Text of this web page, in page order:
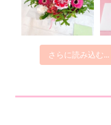
さらに読み込む...